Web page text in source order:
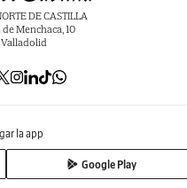
DE CASTILLA
Menchaca, 10
Valladolid
la app
Google Play